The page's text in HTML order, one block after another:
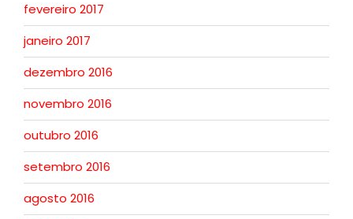
fevereiro 2017
janeiro 2017
dezembro 2016
novembro 2016
outubro 2016
setembro 2016
agosto 2016